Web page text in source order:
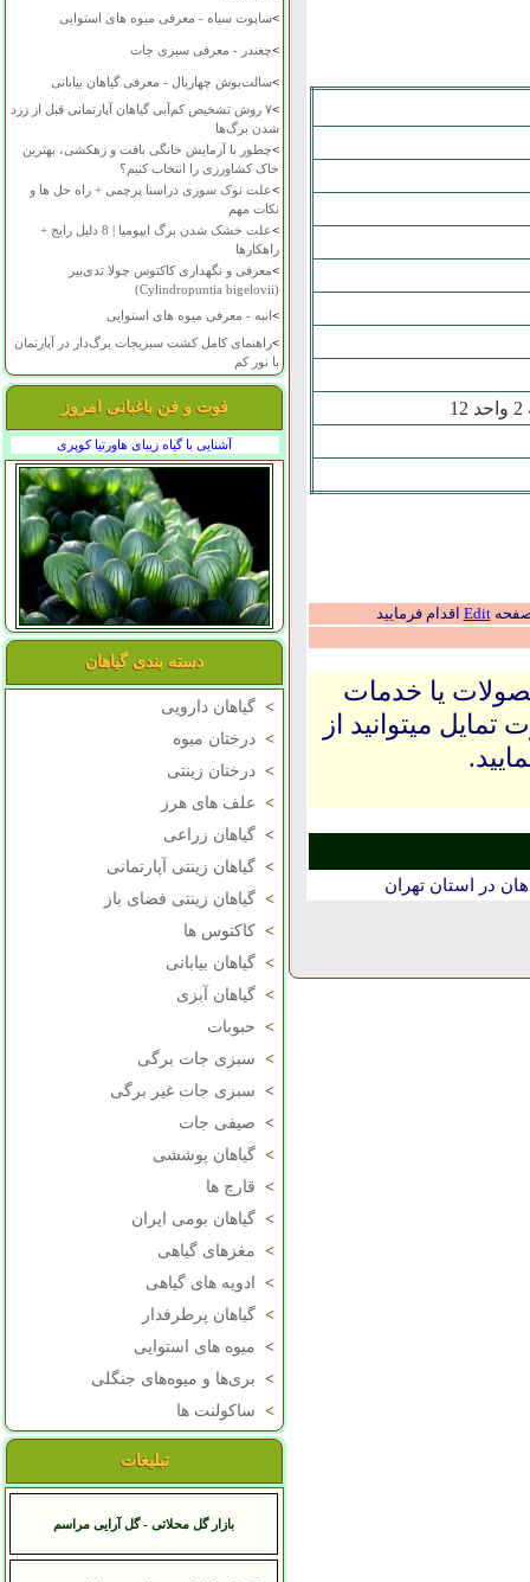
>ساپوت سیاه - معرفی میوه های استوایی
>چغندر - معرفی سبزی جات
>سالت‌بوش چهاربال - معرفی گیاهان بیابانی
>
۷ روش تشخیص کم‌آبی گیاهان آپارتمانی قبل از زرد
شدن برگ‌ها
>چطور با آزمایش خانگی بافت و زهکشی، بهترین
خاک کشاورزی را انتخاب کنیم؟
>علت نوک سوزی دراسنا پرچمی + راه حل ها و
نکات مهم
>
علت خشک شدن برگ ایپومیا | 8 دلیل رایج +
راهکارها
>معرفی و نگهداری کاکتوس چولا تدی‌بیر
(Cylindropuntia bigelovii)
>انبه - معرفی میوه های استوایی
>راهنمای کامل کشت سبزیجات برگ‌دار در آپارتمان
با نور کم
فوت و فن باغبانی امروز
آشنایی با گیاه زیبای هاورتیا کوپری
دسته بندی گیاهان
> گیاهان دارویی
> درختان میوه
> درختان زینتی
> علف های هرز
> گیاهان زراعی
> گیاهان زینتی آپارتمانی
> گیاهان زینتی فضای باز
> کاکتوس ها
> گیاهان بیابانی
> گیاهان آبزی
> حبوبات
> سبزی جات برگی
> سبزی جات غیر برگی
> صیفی جات
> گیاهان پوششی
> قارچ ها
> گیاهان بومی ایران
> مغزهای گیاهی
>
ادویه های گیاهی
> گیاهان پرطرفدار
> میوه های استوایی
> بری‌ها و میوه‌های جنگلی
> ساکولنت ها
تبلیغات
بازار گل محلاتی - گل آرایی مراسم
صفحهEdit اقدام فرمایید
یا خدمات
میتوانید از
در استان تهران